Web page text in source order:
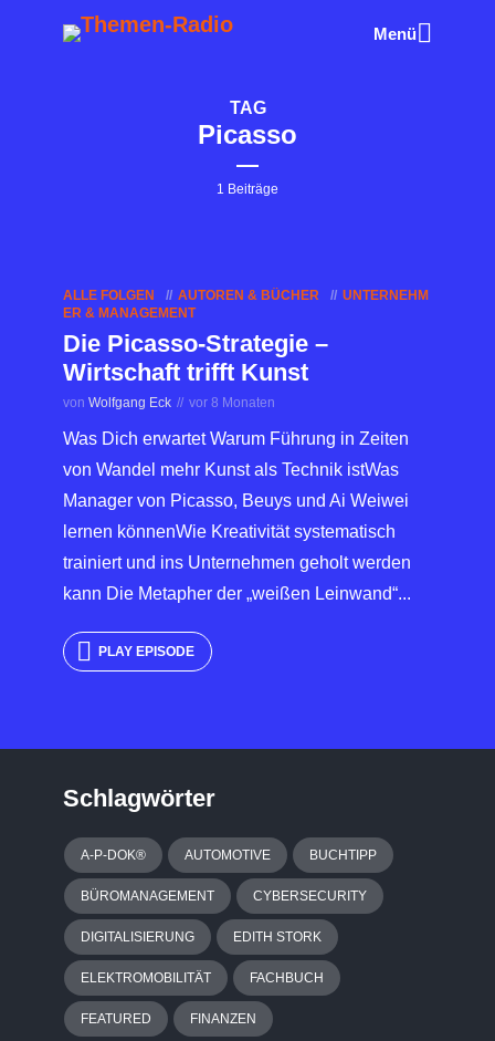
Menü
TAG
Picasso
1 Beiträge
ALLE FOLGEN AUTOREN & BÜCHER
UNTERNEHM
ER & MANAGEMENT
Die Picasso-Strategie –
Wirtschaft trifft Kunst
von Wolfgang Eck vor 8 Monaten
Was Dich erwartet Warum Führung in Zeiten
von Wandel mehr Kunst als Technik istWas
Manager von Picasso, Beuys und Ai Weiwei
lernen könnenWie Kreativität systematisch
trainiert und ins Unternehmen geholt werden
kann Die Metapher der „weißen Leinwand“...
PLAY EPISODE
Schlagwörter
A-P-DOK® AUTOMOTIVE BUCHTIPP
BÜROMANAGEMENT CYBERSECURITY
DIGITALISIERUNG EDITH STORK
ELEKTROMOBILITÄT FACHBUCH
FEATURED FINANZEN